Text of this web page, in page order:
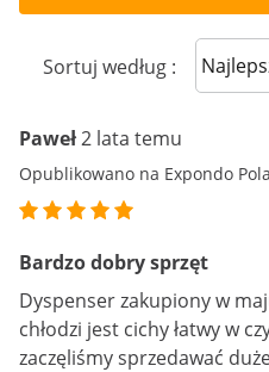
Sortuj według : Sort
Paweł2 lata temu
Opublikowano na Expondo
Bardzo dobry sprzęt
Dyspenser zakupiony w
chłodzi jest cichy łatwy w
zaczęliśmy sprzedawać